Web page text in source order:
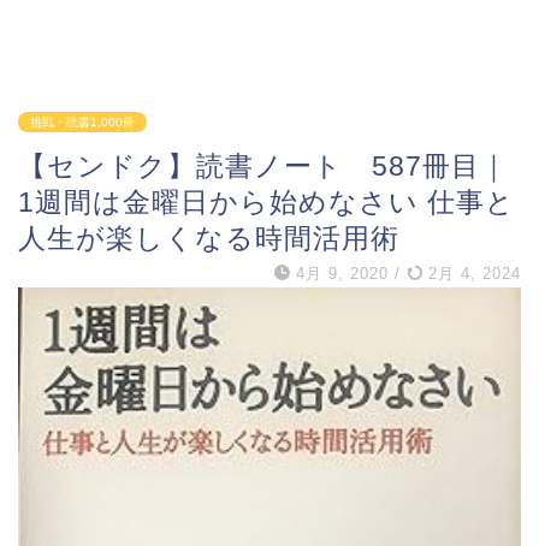
挑戦・読書1,000冊
【センドク】読書ノート 587冊目｜
1週間は金曜日から始めなさい 仕事と
人生が楽しくなる時間活用術
4月 9, 2020 / 2月 4, 2024